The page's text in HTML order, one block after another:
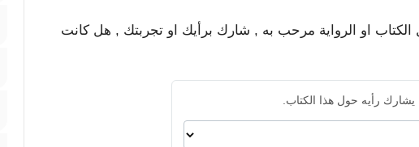
الكتاب او الرواية مرحب به , شارك برأيك او تجربتك , هل كانت
رأيه حول هذا الكتاب.